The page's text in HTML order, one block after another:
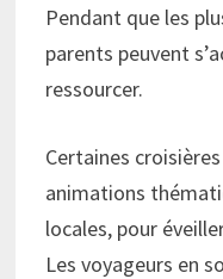
Pendant que les
parents peuvent
ressourcer.
Certaines
animations
locales, pour
Les voyageurs en